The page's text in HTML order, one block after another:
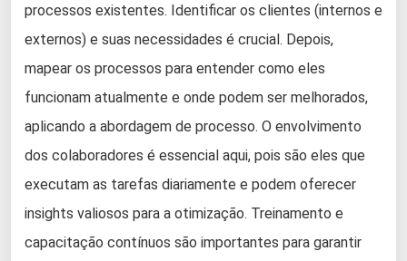
processos existentes. Identificar os clientes (internos e
externos) e suas necessidades é crucial. Depois,
mapear os processos para entender como eles
funcionam atualmente e onde podem ser melhorados,
aplicando a abordagem de processo. O envolvimento
dos colaboradores é essencial aqui, pois são eles que
executam as tarefas diariamente e podem oferecer
insights valiosos para a otimização. Treinamento e
capacitação contínuos são importantes para garantir